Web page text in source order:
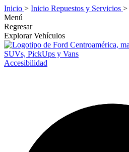
Inicio > Inicio Repuestos y Servicios >
Menú
Regresar
Explorar Vehículos
Accesibilidad